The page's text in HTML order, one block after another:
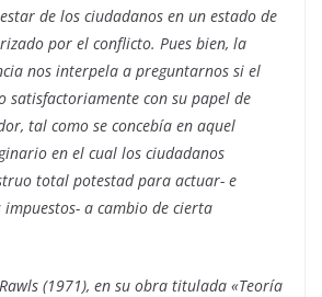
de los ciudadanos en un estado de
por el conflicto. Pues bien, la
nos interpela a preguntarnos si el
satisfactoriamente con su papel de
tal como se concebía en aquel
en el cual los ciudadanos
total potestad para actuar- e
impuestos- a cambio de cierta
(1971), en su obra titulada «Teoría